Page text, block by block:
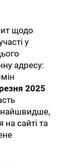
щодо
у
адресу:
2025
на сайті та